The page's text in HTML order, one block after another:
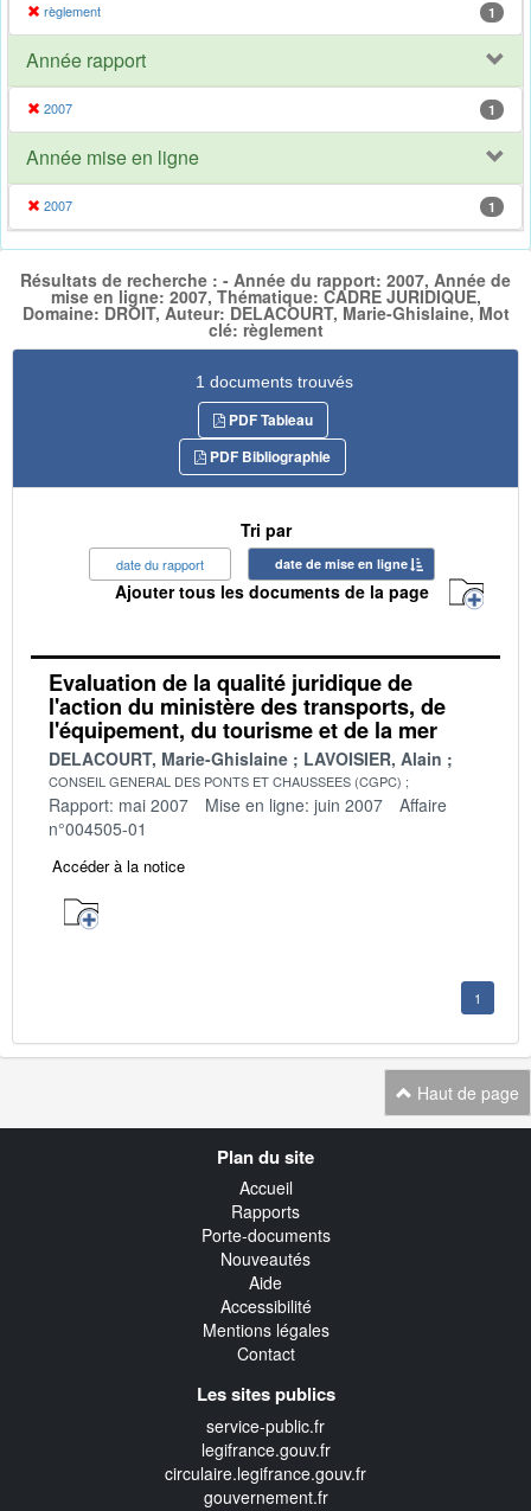
règlement 1
Année rapport
2007 1
Année mise en ligne
2007 1
Résultats de recherche : - Année du rapport: 2007, Année de
mise en ligne: 2007, Thématique: CADRE JURIDIQUE,
Domaine: DROIT, Auteur: DELACOURT, Marie-Ghislaine, Mot
clé: règlement
1 documents trouvés
PDF Tableau
PDF Bibliographie
Tri par
date du rapport date de mise en ligne
Ajouter tous les documents de la page
Evaluation de la qualité juridique de
l'action du ministère des transports, de
l'équipement, du tourisme et de la mer
DELACOURT, Marie-Ghislaine LAVOISIER, Alain
CONSEIL GENERAL DES PONTS ET CHAUSSEES (CGPC)
Rapport: mai 2007 Mise en ligne: juin 2007
Affaire
n°004505-01
Accéder à la notice
1
Haut de page
Plan du site
Accueil
Rapports
Porte-documents
Nouveautés
Aide
Accessibilité
Mentions légales
Contact
Les sites publics
service-public.fr
legifrance.gouv.fr
circulaire.legifrance.gouv.fr
gouvernement.fr